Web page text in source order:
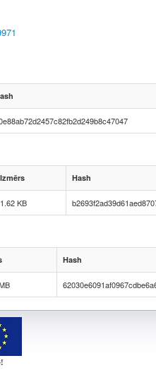
Izmērs Hash
1.62 KB
Hash